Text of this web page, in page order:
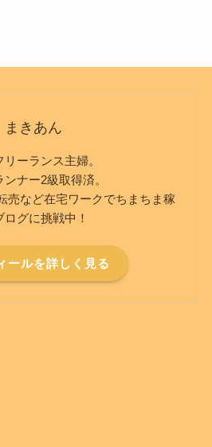
まきあん
ーランス主婦。
ナー2級取得済。
売など在宅ワークでちまちま稼
グに挑戦中！
ールを詳しく見る